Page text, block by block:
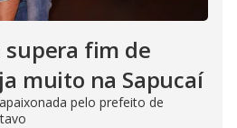
supera fim de
muito na Sapucaí
pelo prefeito de